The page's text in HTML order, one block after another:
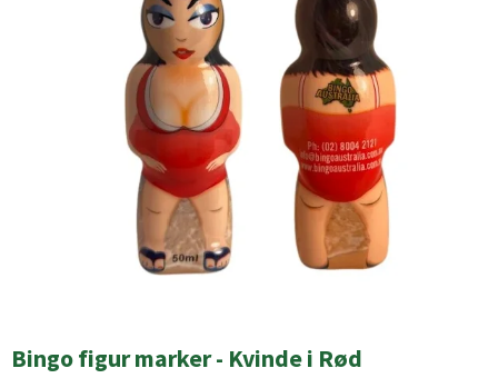
Bingo figur marker - Kvinde i Rød